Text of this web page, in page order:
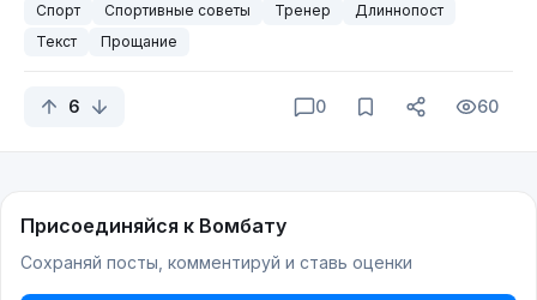
Однажды, написал про то, что вода не
разбавляет желудочный сок и всякое такое, как
комментариях какой-то гейний написал что-то
предыдущие сотни постов были заминусованы,
и рейтинг упал на несколько десятков тысяч.
Спорт Спортивные советы Тренер
Длиннопост
Текст
Прощание
6 0 60
Присоединяйся к Вомбату
Сохраняй посты, комментируй и ставь оценки